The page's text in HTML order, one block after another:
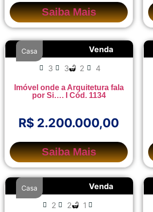
Saiba Mais
Venda
Casa
3 3 2 4
Imóvel onde a Arquitetura fala
por Si…. I Cód. 1134
R$ 2.200.000,00
Saiba Mais
Venda
Casa
2 2 1